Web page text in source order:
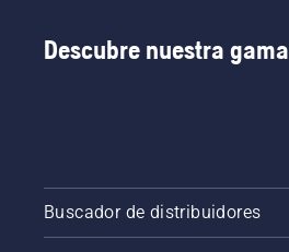
Descubre nuestra gama
Buscador de distribuidores